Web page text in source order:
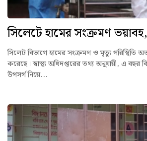
সিলেটে হামের সংক্রমণ
সিলেট বিভাগে হামের সংক্রমণ ও মৃত্যু পরিস্থিতি
করেছে। স্বাস্থ্য অধিদপ্তরের তথ্য অনুযায়ী, এ বছর
উপসর্গ নিয়ে...